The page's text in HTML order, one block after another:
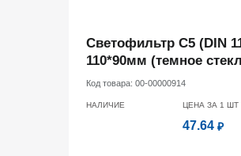
Светофильтр С5 (DIN
110*90мм (темное
Код товара: 00-00000914
НАЛИЧИЕ ЦЕНА ЗА 1 ШТ
47.64 ₽